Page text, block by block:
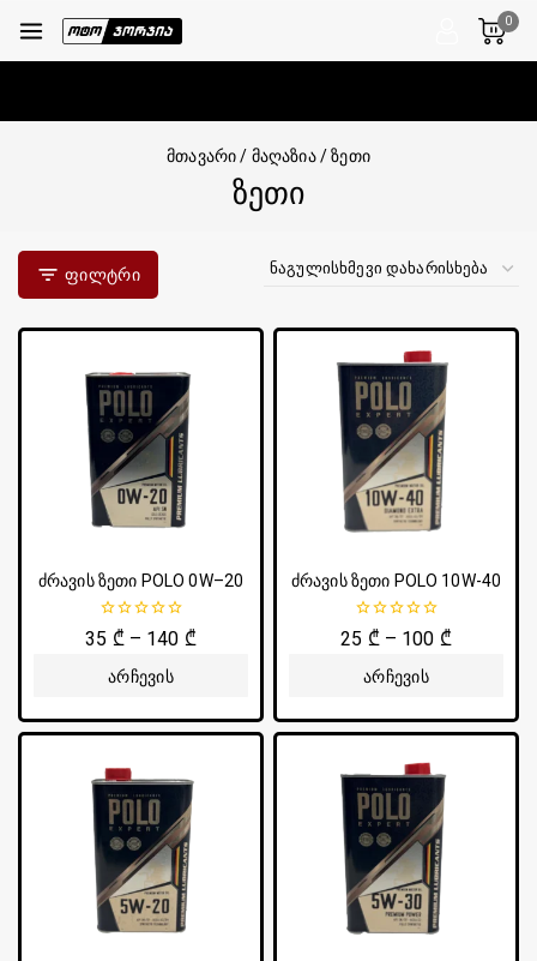
0
მთავარი / მაღაზია / ზეთი
ზეთი
Ფილტრი
ძრავის ზეთი POLO 0W–20
0
5-
დან
35 ₾ – 140 ₾
Არჩევის
ძრავის ზეთი POLO 10W-40
0
5-
დან
25 ₾ – 100 ₾
Არჩევის